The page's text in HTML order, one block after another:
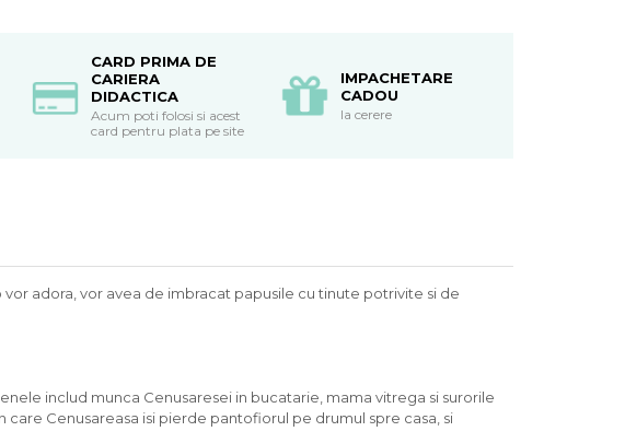
CARD PRIMA DE
CARIERA
DIDACTICA
Acum poti folosi si acest
card pentru plata pe site
IMPACHETARE
CADOU
la cerere
adora, vor avea de imbracat papusile cu tinute potrivite si de
includ munca Cenusaresei in bucatarie, mama vitrega si surorile
Cenusareasa isi pierde pantofiorul pe drumul spre casa, si